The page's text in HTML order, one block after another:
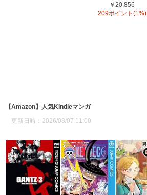
￥20,856
209ポイント(1%)
【Amazon】人気Kindleマンガ
更新日時：2026/08/07 11:00